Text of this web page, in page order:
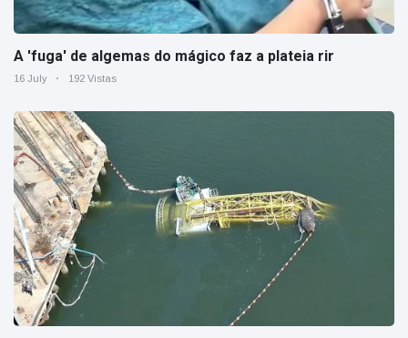
A 'fuga' de algemas do mágico faz a plateia rir
16 July 192 Vistas